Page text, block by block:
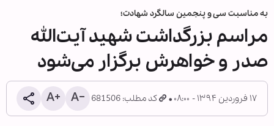
به مناسبت سی و پنجمین سالگرد شهادت؛
مراسم بزرگداشت شهید آیت‌الله
صدر و خواهرش برگزار می‌شود
۱۷ فروردین ۱۳۹۴ - ۰۸:۰۰ کد مطلب: 681506